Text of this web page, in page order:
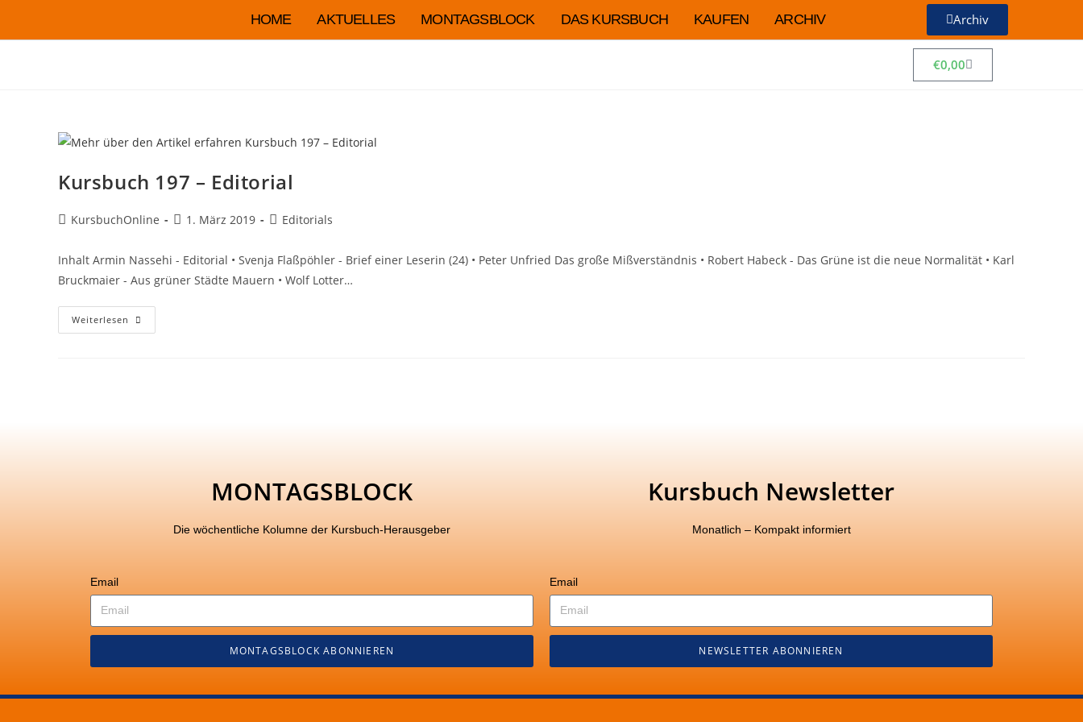
HOME AKTUELLES MONTAGSBLOCK DAS KURSBUCH KAUFEN ARCHIV Archiv
€0,00
Kursbuch 197 – Editorial
KursbuchOnline 1. März 2019 Editorials
Inhalt Armin Nassehi - Editorial • Svenja Flaßpöhler - Brief einer Leserin (24) • Peter Unfried Das große Mißverständnis • Robert Habeck - Das Grüne ist die neue Normalität • Karl
Bruckmaier - Aus grüner Städte Mauern • Wolf Lotter…
Weiterlesen
MONTAGSBLOCK
Die wöchentliche Kolumne der Kursbuch-Herausgeber
Email
MONTAGSBLOCK ABONNIEREN
Kursbuch Newsletter
Monatlich – Kompakt informiert
Email
NEWSLETTER ABONNIEREN